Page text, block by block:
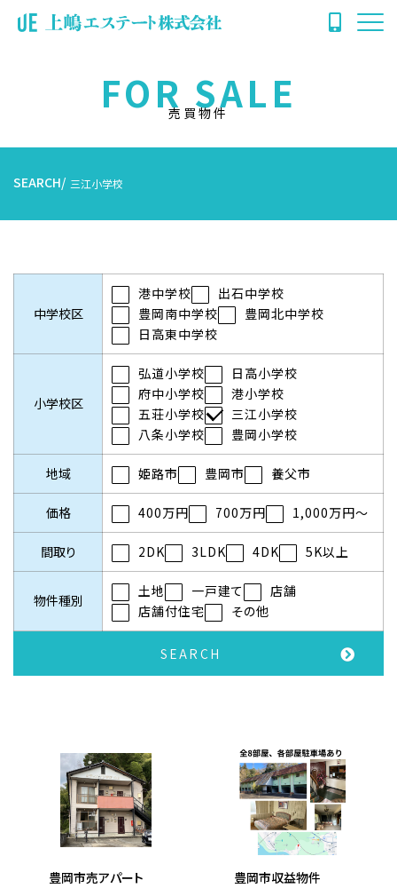
FOR SALE
売買物件
SEARCH 三江小学校
中学校区
港中学校
出石中学校
豊岡南中学校
豊岡北中学校
日高東中学校
小学校区
弘道小学校
日高小学校
府中小学校
港小学校
五荘小学校
三江小学校
八条小学校
豊岡小学校
地域 姫路市 豊岡市 養父市
価格 400万円 700万円 1,000万円～
間取り 2DK 3LDK 4DK 5K以上
物件種別
土地 一戸建て
店舗
店舗付住宅
その他
SEARCH
豊岡市売アパート
豊岡市収益物件